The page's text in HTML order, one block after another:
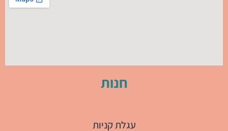
חנות
עגלת קניות